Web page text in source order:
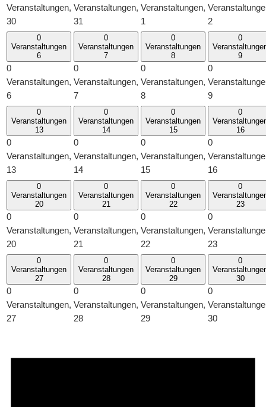
Veranstaltungen,
30
Veranstaltungen,
31
Veranstaltungen,
1
2
0
Veranstaltungen
6
0
Veranstaltungen,
6
0
Veranstaltungen
7
0
Veranstaltungen,
7
0
Veranstaltungen
8
0
Veranstaltungen,
8
0
9
0
9
0
Veranstaltungen
13
0
Veranstaltungen,
13
0
Veranstaltungen
14
0
Veranstaltungen,
14
0
Veranstaltungen
15
0
Veranstaltungen,
15
0
16
0
16
0
Veranstaltungen
20
0
Veranstaltungen,
20
0
Veranstaltungen
21
0
Veranstaltungen,
21
0
Veranstaltungen
22
0
Veranstaltungen,
22
0
23
0
23
0
Veranstaltungen
27
0
Veranstaltungen,
27
0
Veranstaltungen
28
0
Veranstaltungen,
28
0
Veranstaltungen
29
0
Veranstaltungen,
29
0
30
0
30